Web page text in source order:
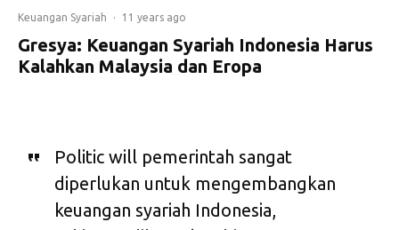
Keuangan Syariah · 11 years ago
Gresya: Keuangan Syariah Indonesia Harus
Kalahkan Malaysia dan Eropa
Politic will pemerintah sangat
diperlukan untuk mengembangkan
keuangan syariah Indonesia,